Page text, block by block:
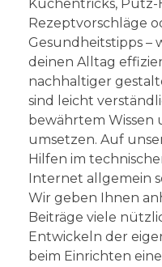
Küchentricks, Putz-
Rezeptvorschläge
Gesundheitstipps –
deinen Alltag
nachhaltiger
sind leicht
bewährtem Wissen
umsetzen. Auf
Hilfen im
Internet allgemein
Wir geben Ihnen
Beiträge viele
Entwickeln der
beim Einrichten